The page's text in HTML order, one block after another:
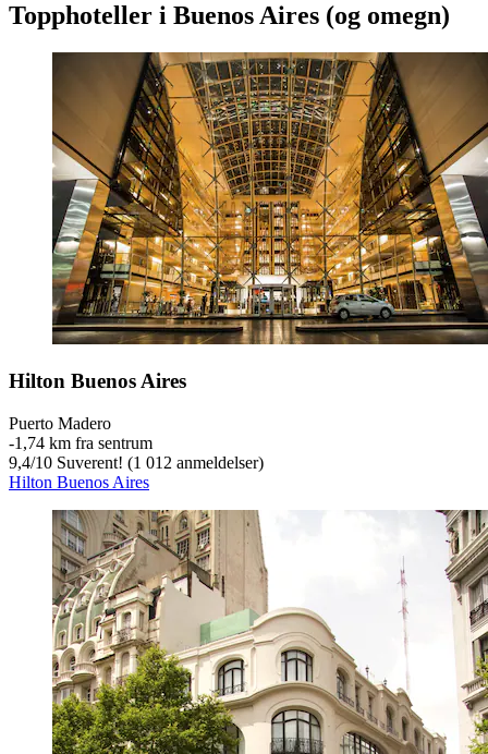
Topphoteller i Buenos Aires (og omegn)
Hilton Buenos Aires
Puerto Madero
‐1,74 km fra sentrum
9,4/10 Suverent! (1 012 anmeldelser)
Hilton Buenos Aires